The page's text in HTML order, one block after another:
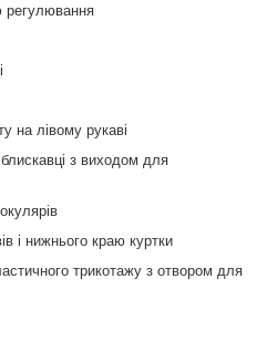
регулювання
на лівому рукаві
з виходом для
і нижнього краю куртки
трикотажу з отвором для